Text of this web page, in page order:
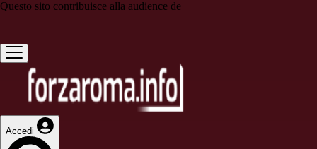
Questo sito contribuisce alla audience de
Accedi